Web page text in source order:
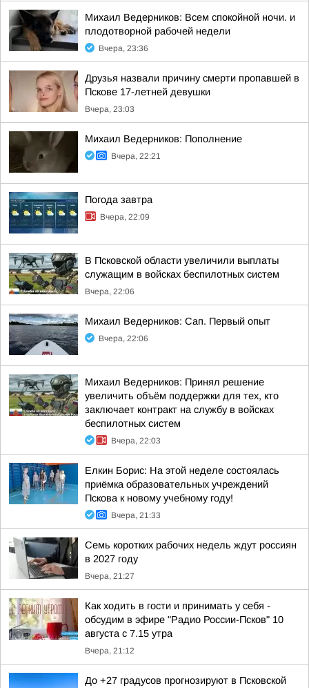
Михаил Ведерников: Всем спокойной ночи. и
плодотворной рабочей недели
Вчера, 23:36
Друзья назвали причину смерти пропавшей в
Пскове 17-летней девушки
Вчера, 23:03
Михаил Ведерников: Пополнение
Вчера, 22:21
Погода завтра
Вчера, 22:09
В Псковской области увеличили выплаты
служащим в войсках беспилотных систем
Вчера, 22:06
Михаил Ведерников: Сап. Первый опыт
Вчера, 22:06
Михаил Ведерников: Принял решение
увеличить объём поддержки для тех, кто
заключает контракт на службу в войсках
беспилотных систем
Вчера, 22:03
Елкин Борис: На этой неделе состоялась
приёмка образовательных учреждений
Пскова к новому учебному году!
Вчера, 21:33
Семь коротких рабочих недель ждут россиян
в 2027 году
Вчера, 21:27
Как ходить в гости и принимать у себя -
обсудим в эфире "Радио России-Псков" 10
августа с 7.15 утра
Вчера, 21:12
До +27 градусов прогнозируют в Псковской